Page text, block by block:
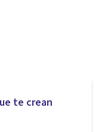
te crean